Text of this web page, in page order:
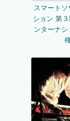
スマートソ
ション 第
ンターナ